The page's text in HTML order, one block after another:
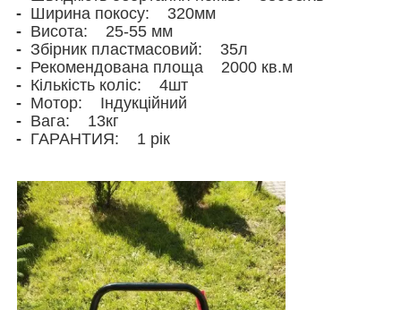
- Ширина покосу: 320мм
- Висота: 25-55 мм
- Збірник пластмасовий: 35л
- Рекомендована площа 2000 кв.м
- Кількість коліс: 4шт
- Мотор: Індукційний
- Вага: 13кг
- ГАРАНТИЯ: 1 рік